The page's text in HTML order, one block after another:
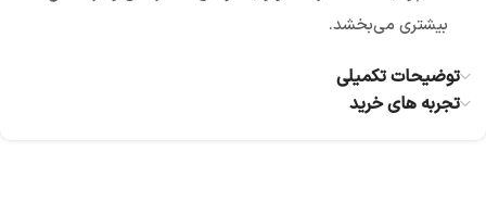
بیشتری می‌بخشد.
توضیحات تکمیلی
تجربه های خرید